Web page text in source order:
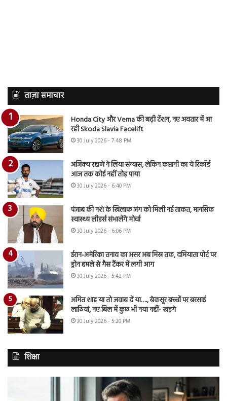
ताज़ा समाचार
Honda City और Verna की बढ़ी टेंशन, नए अवतार में आ
रही Skoda Slavia Facelift
30 July 2026 - 7:48 PM
अजिंक्य रहाणे ने लिया संन्यास, लेकिन कप्तानी का ये रिकॉर्ड
आज तक कोई नहीं तोड़ पाया
30 July 2026 - 6:40 PM
पंजाब की नशे के खिलाफ जंग को मिली नई ताकत, मानसिक
स्वास्थ्य लीडर्स संभालेंगे मोर्चा
30 July 2026 - 6:06 PM
ईरान-अमेरिका तनाव का असर अब मिस्र तक, दमियाता पोर्ट पर
ड्रोन हमले से गैस टैंकर में लगी आग
30 July 2026 - 5:42 PM
अमित शाह या तो जवाब दें या…., बेकसूर बच्चों पर बरसाई
लाठियां, नए बिल में कुछ भी नया नहीं- खड़गे
30 July 2026 - 5:20 PM
शिक्षा